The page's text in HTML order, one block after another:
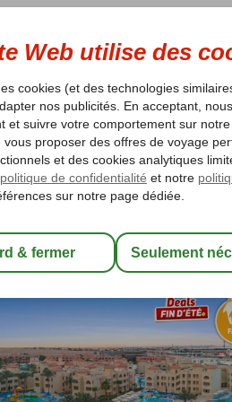
ÉTÉ 2026 LAST MINUTES
garanties de vacances Garantie du
Aqua Park